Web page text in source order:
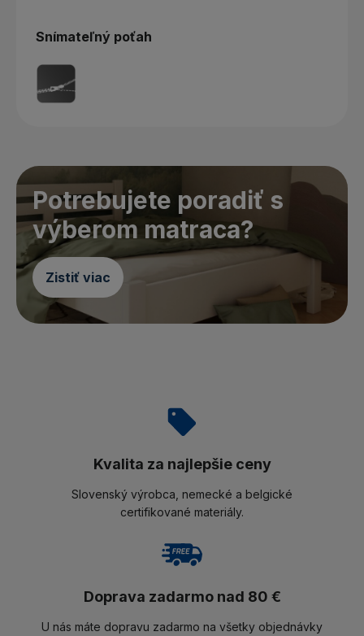
Snímateľný poťah
Potrebujete poradiť s
výberom matraca?
Zistiť viac
Kvalita za najlepšie ceny
Slovenský výrobca, nemecké a belgické
certifikované materiály.
Doprava zadarmo nad 80 €
U nás máte dopravu zadarmo na všetky objednávky